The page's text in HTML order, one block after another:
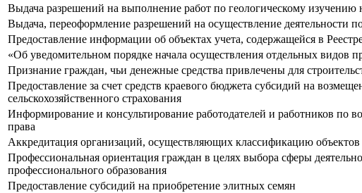
Выдача разрешений на выполнение работ по геологическому изучению
Выдача, переоформление разрешений на осуществление деятельности
Предоставление информации об объектах учета, содержащейся в
«Об уведомительном порядке начала осуществления отдельных видов
Признание граждан, чьи денежные средства привлечены для
Предоставление за счет средств краевого бюджета субсидий на
сельскохозяйственного страхования
Информирование и консультирование работодателей и работников по
права
Аккредитация организаций, осуществляющих классификацию
Профессиональная ориентация граждан в целях выбора сферы
профессионального образования
Предоставление субсидий на приобретение элитных семян